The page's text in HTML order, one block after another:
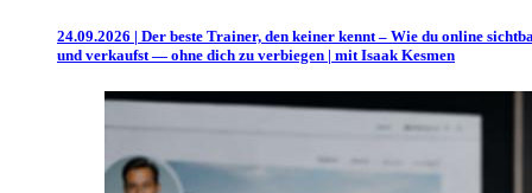
24.09.2026 | Der beste Trainer, den keiner kennt – Wie du online
und verkaufst — ohne dich zu verbiegen | mit Isaak Kesmen